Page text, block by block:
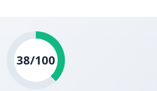
38/100